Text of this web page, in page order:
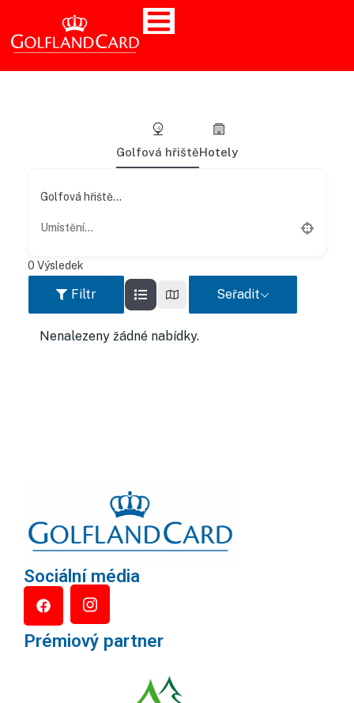
Golfová hřištěHotely
Golfová hřiště...
0 Výsledek
Filtr Seřadit
Nenalezeny žádné nabídky.
Sociální média
Prémiový partner